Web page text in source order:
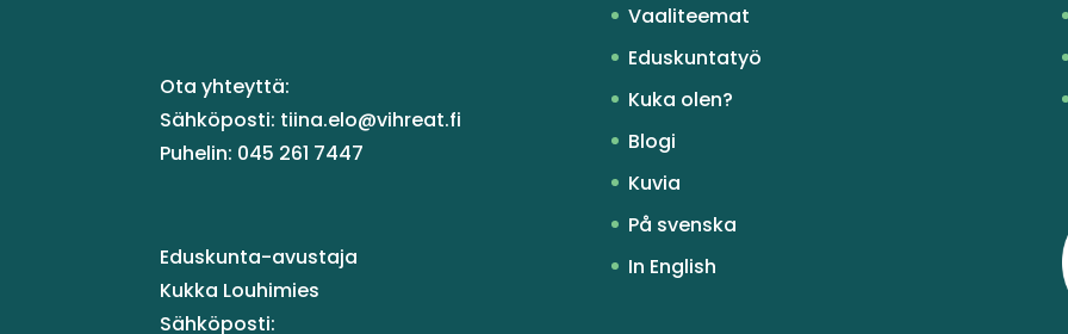
Ota yhteyttä:
Sähköposti: tiina.elo@vihreat.fi
Puhelin: 045 261 7447
Eduskunta-avustaja
Kukka Louhimies
Sähköposti:
Vaaliteemat
Eduskuntatyö
Kuka olen?
Blogi
Kuvia
På svenska
In English